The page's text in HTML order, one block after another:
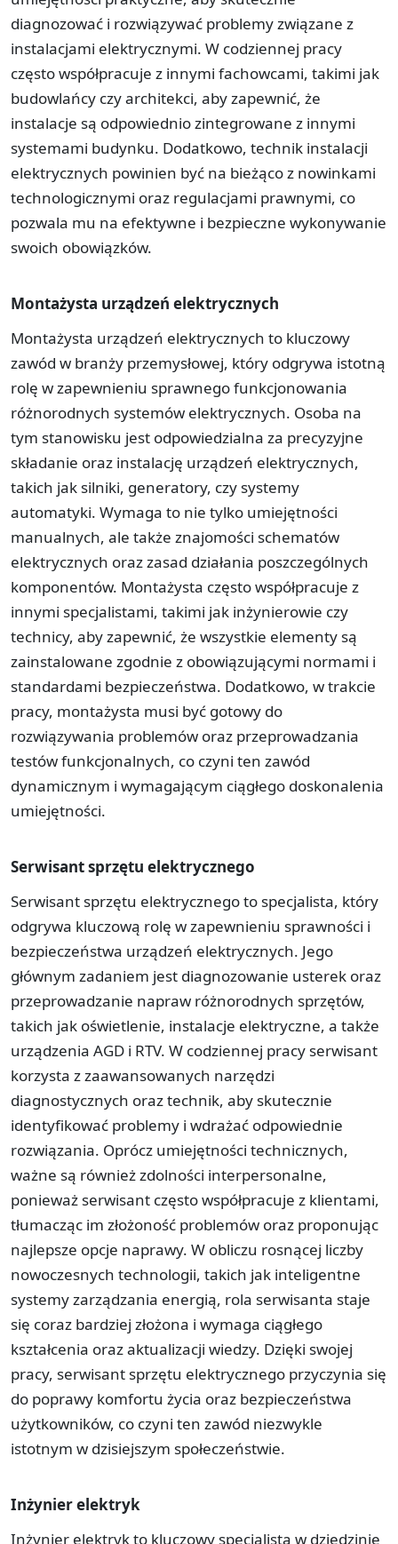
diagnozować i rozwiązywać problemy związane z
instalacjami elektrycznymi. W codziennej pracy
często współpracuje z innymi fachowcami, takimi jak
budowlańcy czy architekci, aby zapewnić, że
instalacje są odpowiednio zintegrowane z innymi
systemami budynku. Dodatkowo, technik instalacji
elektrycznych powinien być na bieżąco z nowinkami
technologicznymi oraz regulacjami prawnymi, co
pozwala mu na efektywne i bezpieczne wykonywanie
swoich obowiązków.
Montażysta urządzeń elektrycznych
Montażysta urządzeń elektrycznych to kluczowy
zawód w branży przemysłowej, który odgrywa istotną
rolę w zapewnieniu sprawnego funkcjonowania
różnorodnych systemów elektrycznych. Osoba na
tym stanowisku jest odpowiedzialna za precyzyjne
składanie oraz instalację urządzeń elektrycznych,
takich jak silniki, generatory, czy systemy
automatyki. Wymaga to nie tylko umiejętności
manualnych, ale także znajomości schematów
elektrycznych oraz zasad działania poszczególnych
komponentów. Montażysta często współpracuje z
innymi specjalistami, takimi jak inżynierowie czy
technicy, aby zapewnić, że wszystkie elementy są
zainstalowane zgodnie z obowiązującymi normami i
standardami bezpieczeństwa. Dodatkowo, w trakcie
pracy, montażysta musi być gotowy do
rozwiązywania problemów oraz przeprowadzania
testów funkcjonalnych, co czyni ten zawód
dynamicznym i wymagającym ciągłego doskonalenia
umiejętności.
Serwisant sprzętu elektrycznego
Serwisant sprzętu elektrycznego to specjalista, który
odgrywa kluczową rolę w zapewnieniu sprawności i
bezpieczeństwa urządzeń elektrycznych. Jego
głównym zadaniem jest diagnozowanie usterek oraz
przeprowadzanie napraw różnorodnych sprzętów,
takich jak oświetlenie, instalacje elektryczne, a także
urządzenia AGD i RTV. W codziennej pracy serwisant
korzysta z zaawansowanych narzędzi
diagnostycznych oraz technik, aby skutecznie
identyfikować problemy i wdrażać odpowiednie
rozwiązania. Oprócz umiejętności technicznych,
ważne są również zdolności interpersonalne,
ponieważ serwisant często współpracuje z klientami,
tłumacząc im złożoność problemów oraz proponując
najlepsze opcje naprawy. W obliczu rosnącej liczby
nowoczesnych technologii, takich jak inteligentne
systemy zarządzania energią, rola serwisanta staje
się coraz bardziej złożona i wymaga ciągłego
kształcenia oraz aktualizacji wiedzy. Dzięki swojej
pracy, serwisant sprzętu elektrycznego przyczynia się
do poprawy komfortu życia oraz bezpieczeństwa
użytkowników, co czyni ten zawód niezwykle
istotnym w dzisiejszym społeczeństwie.
Inżynier elektryk
Inżynier elektryk to kluczowy specjalista w dziedzinie